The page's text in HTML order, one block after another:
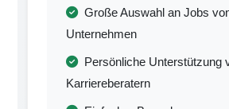
Große Auswahl an Jobs
Unternehmen
Persönliche Unterstützung
Karriereberatern